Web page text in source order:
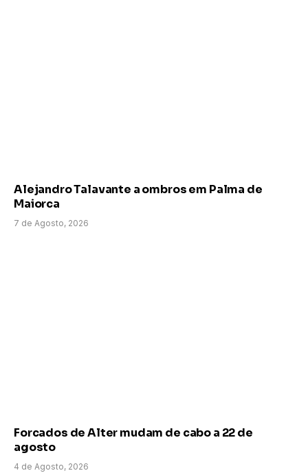
Alejandro Talavante a ombros em Palma de
Maiorca
7 de Agosto, 2026
Forcados de Alter mudam de cabo a 22 de
agosto
4 de Agosto, 2026